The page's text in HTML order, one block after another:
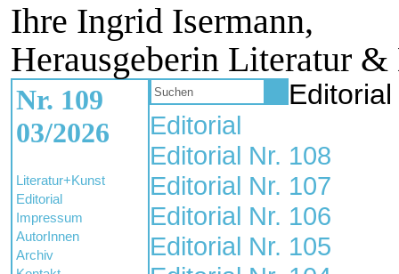
Ihre Ingrid Isermann,
Herausgeberin Literatur &
Nr. 109
03/2026
Literatur+Kunst
Editorial
Impressum
AutorInnen
Archiv
Editorial
Editorial
Editorial Nr. 108
Editorial Nr. 107
Editorial Nr. 106
Editorial Nr. 105